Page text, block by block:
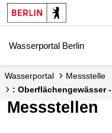
Springe zur Navigation
Springe zum Inhalt
Wasserportal Berlin
Wasserportal
Messstelle
: Oberflächengewässer
Messstellen